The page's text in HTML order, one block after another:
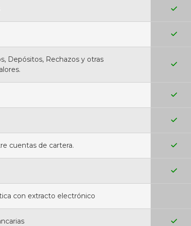
Depósitos, Rechazos y otras
cuentas de cartera.
con extracto electrónico